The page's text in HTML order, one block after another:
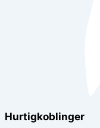
Hurtigkoblinger